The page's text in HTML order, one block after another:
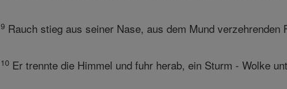
9 Rauch stieg aus seiner Nase, aus dem Mund verzehrenden
10 Er trennte die Himmel und fuhr herab, ein Sturm - Wolke